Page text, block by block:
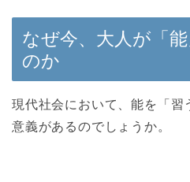
なぜ今、大人が「
のか
現代社会において、能を「習
意義があるのでしょうか。